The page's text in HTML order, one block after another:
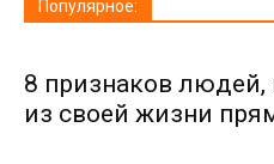
Популярное:
8 признаков людей,
из своей жизни